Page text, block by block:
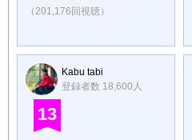
（201,176回視聴）
Kabu tabi
登録者数 18,600人
13